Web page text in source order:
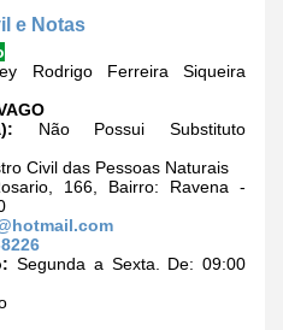
e Notas
Rodrigo Ferreira Siqueira
Não Possui Substituto
Civil das Pessoas Naturais
166, Bairro: Ravena -
Segunda a Sexta. De: 09:00